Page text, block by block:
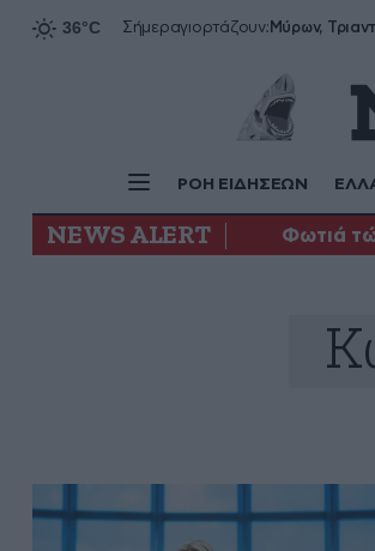
Σήμεραγιορτάζουν:
ΡΟΗ ΕΙΔΗΣΕΩΝ
NEWS ALERT Φωτιά